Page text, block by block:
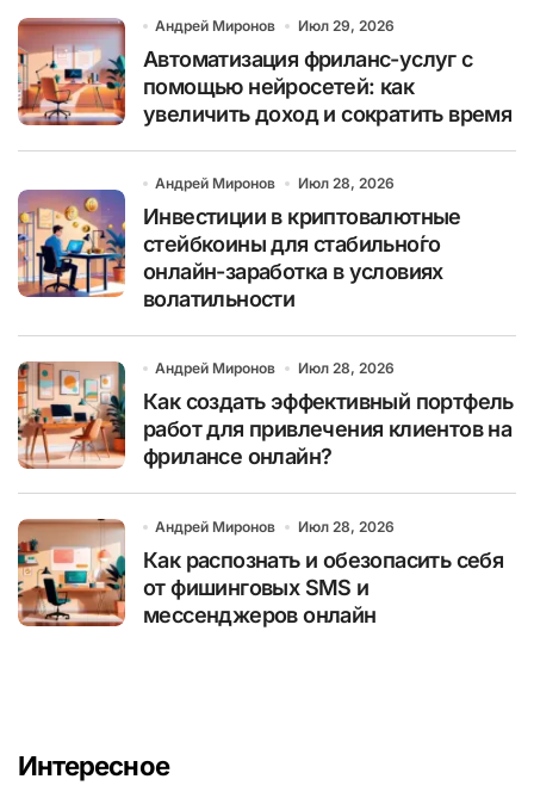
Андрей Миронов Июл 29, 2026
Автоматизация фриланс-услуг с
помощью нейросетей: как
увеличить доход и сократить время
Андрей Миронов Июл 28, 2026
Инвестиции в криптовалютные
стейбкоины для стабильно́го
онлайн-заработка в условиях
волатильности
Андрей Миронов Июл 28, 2026
Как создать эффективный портфель
работ для привлечения клиентов на
фрилансе онлайн?
Андрей Миронов Июл 28, 2026
Как распознать и обезопасить себя
от фишинговых SMS и
мессенджеров онлайн
Интересное